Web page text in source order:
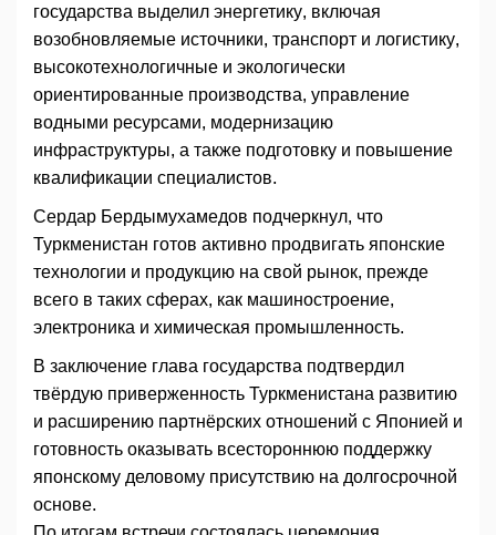
государства выделил энергетику, включая
возобновляемые источники, транспорт и логистику,
высокотехнологичные и экологически
ориентированные производства, управление
водными ресурсами, модернизацию
инфраструктуры, а также подготовку и повышение
квалификации специалистов.
Сердар Бердымухамедов подчеркнул, что
Туркменистан готов активно продвигать японские
технологии и продукцию на свой рынок, прежде
всего в таких сферах, как машиностроение,
электроника и химическая промышленность.
В заключение глава государства подтвердил
твёрдую приверженность Туркменистана развитию
и расширению партнёрских отношений с Японией и
готовность оказывать всестороннюю поддержку
японскому деловому присутствию на долгосрочной
основе.